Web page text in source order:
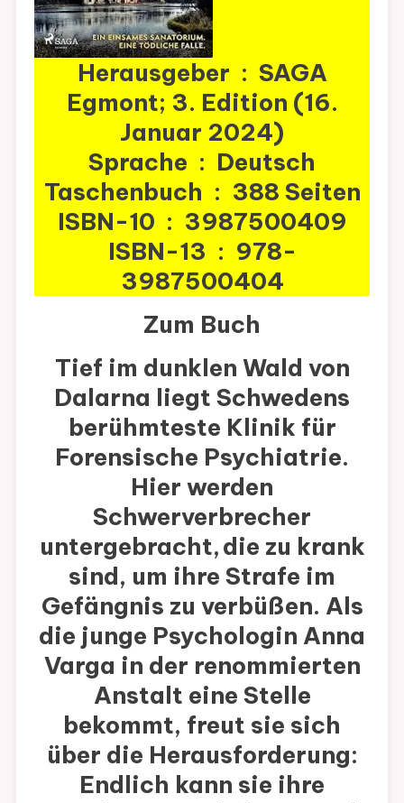
Herausgeber ‏ : ‎ SAGA
Egmont; 3. Edition (16.
Januar 2024)
Sprache ‏ : ‎ Deutsch
Taschenbuch ‏ : ‎ 388 Seiten
ISBN-10 ‏ : ‎ 3987500409
ISBN-13 ‏ : ‎ 978-
3987500404
Zum Buch
Tief im dunklen Wald von
Dalarna liegt Schwedens
berühmteste Klinik für
Forensische Psychiatrie.
Hier werden
Schwerverbrecher
untergebracht, die zu krank
sind, um ihre Strafe im
Gefängnis zu verbüßen. Als
die junge Psychologin Anna
Varga in der renommierten
Anstalt eine Stelle
bekommt, freut sie sich
über die Herausforderung:
Endlich kann sie ihre